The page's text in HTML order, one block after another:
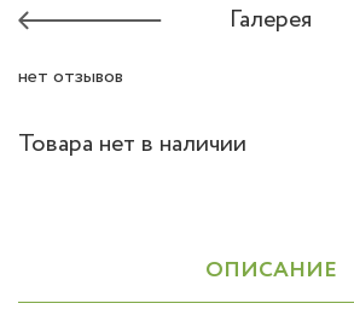
Галерея
нет отзывов
Товара нет в наличии
ОПИСАНИЕ